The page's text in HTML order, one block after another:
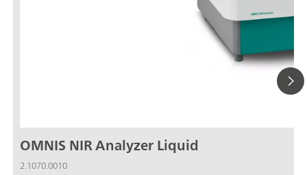
OMNIS NIR Analyzer Liquid
2.1070.0010